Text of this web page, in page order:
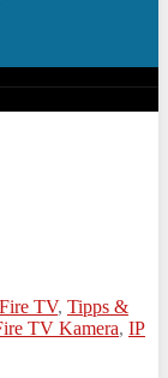
Fire TV, Tipps &
TV Kamera, IP